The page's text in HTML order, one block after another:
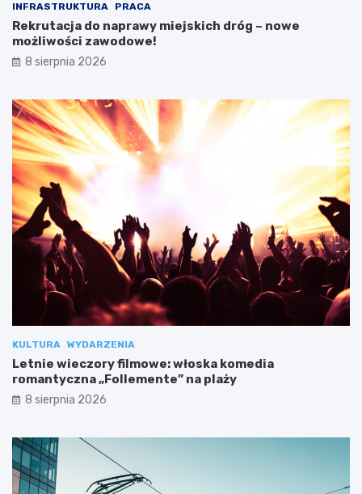
INFRASTRUKTURA PRACA
Rekrutacja do naprawy miejskich dróg – nowe
możliwości zawodowe!
8 sierpnia 2026
KULTURA WYDARZENIA
Letnie wieczory filmowe: włoska komedia
romantyczna „Follemente” na plaży
8 sierpnia 2026